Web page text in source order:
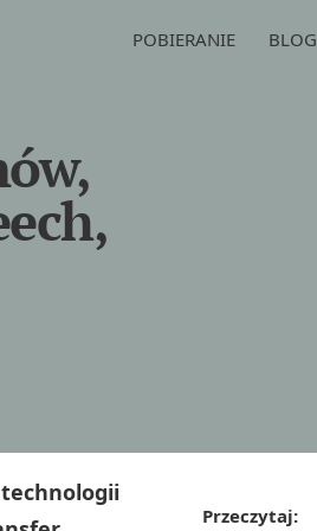
POBIERANIE BLOG
Przeczytaj: